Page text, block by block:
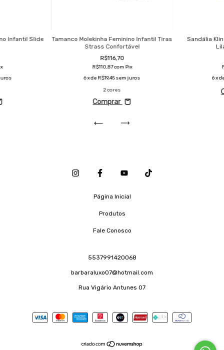
Infantil Slide
Tamanco Molekinha Feminino Infantil Tiras
Strass Confortável
R$116,70
R$110,87com Pix
6x de R$19,45 sem juros
2 cores
Comprar
Sandália
6 x
Página Inicial
Produtos
Fale Conosco
5537991420068
barbaraluxo07@hotmail.com
Rua Vigário Antunes 07